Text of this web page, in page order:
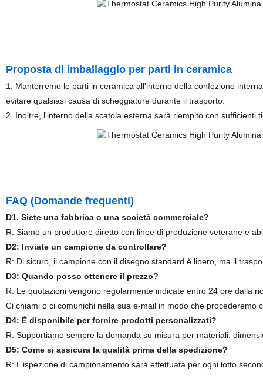
Proposta di imballaggio per parti in ceramica
1. Manterremo le parti in ceramica all'interno della confezione
evitare qualsiasi causa di scheggiature durante il trasporto.
2. Inoltre, l'interno della scatola esterna sarà riempito con sufficienti
FAQ (Domande frequenti)
D1. Siete una fabbrica o una società commerciale?
R: Siamo un produttore diretto con linee di produzione veterane e
D2: Inviate un campione da controllare?
R: Di sicuro, il campione con il disegno standard è libero, ma il
D3: Quando posso ottenere il prezzo?
R: Le quotazioni vengono regolarmente indicate entro 24 ore dalla
Ci chiami o ci comunichi nella sua e-mail in modo che procederemo
D4: È disponibile per fornire prodotti personalizzati?
R: Supportiamo sempre la domanda su misura per materiali,
D5: Come si assicura la qualità prima della spedizione?
R: L'ispezione di campionamento sarà effettuata per ogni lotto